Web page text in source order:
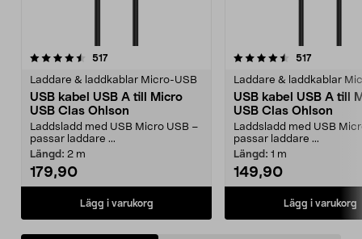
517recensioner
Laddare & laddkablar Micro-USB
USB kabel USB A till Micro
USB Clas Ohlson
Laddsladd med USB Micro USB –
passar laddare ...
Längd: 2 m
179,90
Lägg i varukorg
4.5 av 5 stjärnor 517
Laddare & laddkablar
USB kabel USB A till Micro
USB Clas Ohlson
Laddsladd med USB
passar laddare ...
Längd: 1 m
149,90
Lägg i varukorg
4.5 av 5 stjärnor